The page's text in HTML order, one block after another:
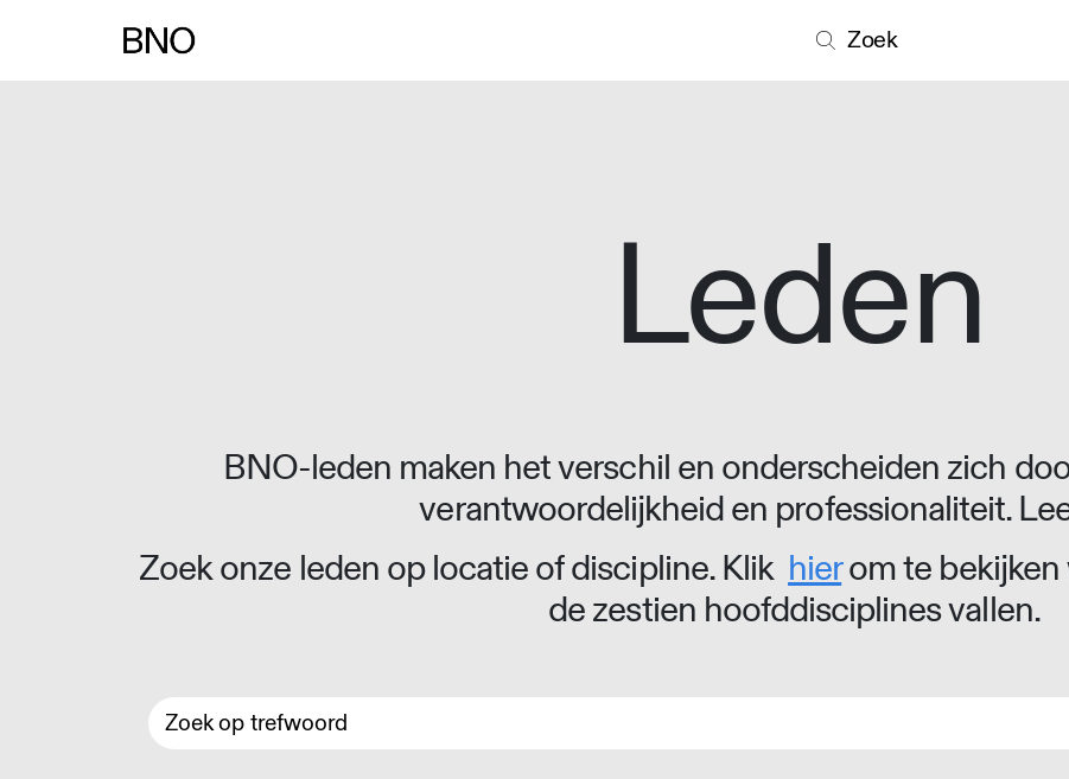
Zoek
Leden
BNO-leden maken het verschil en onderscheiden zich
verantwoordelijkheid en professionaliteit.
Zoek onze leden op locatie of discipline. Klik hierom te bekijken
de zestien hoofddisciplines vallen.